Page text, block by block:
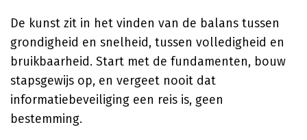
De kunst zit in het vinden van de balans tussen
grondigheid en snelheid, tussen volledigheid en
bruikbaarheid. Start met de fundamenten, bouw
stapsgewijs op, en vergeet nooit dat
informatiebeveiliging een reis is, geen
bestemming.